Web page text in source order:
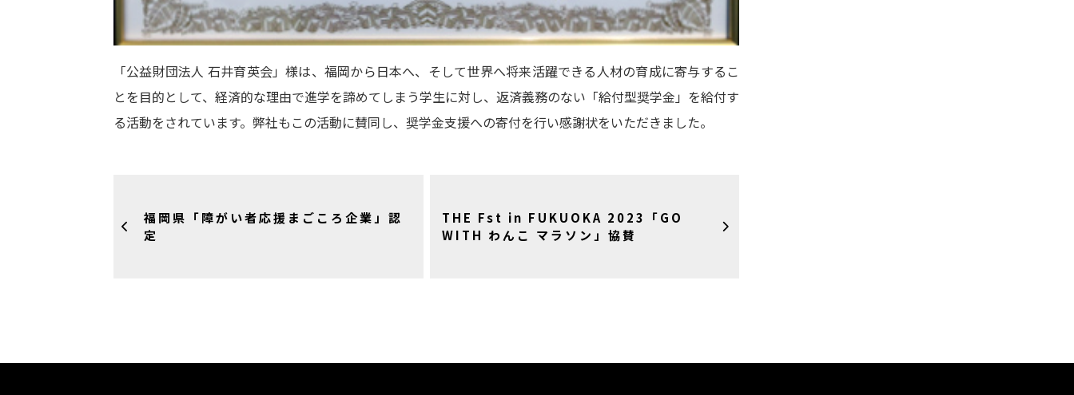
「公益財団法人 石井育英会」様は、福岡から日本へ、そして世界へ将来活躍できる人材の育成に寄与するこ
とを目的として、経済的な理由で進学を諦めてしまう学生に対し、返済義務のない「給付型奨学金」を給付す
る活動をされています。弊社もこの活動に賛同し、奨学金支援への寄付を行い感謝状をいただきました。
福岡県「障がい者応援まごころ企業」認
定
THE Fst in FUKUOKA 2023「GO
WITH わんこ マラソン」協賛